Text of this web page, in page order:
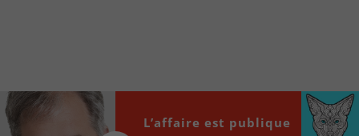
locale vous sont maintenant accessibles en un clic!
00:00
L’affaire est publique